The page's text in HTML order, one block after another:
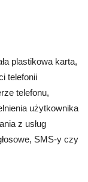
plastikowa karta,
telefonii
telefonu,
użytkownika
z usług
SMS-y czy